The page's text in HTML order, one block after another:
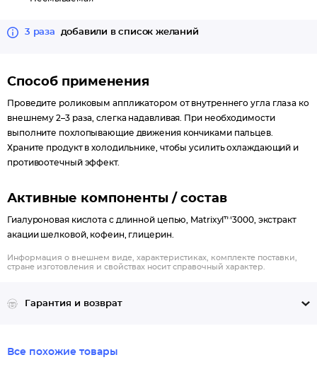
3 раза добавили в список желаний
Способ применения
Проведите роликовым аппликатором от внутреннего угла глаза ко
внешнему 2–3 раза, слегка надавливая. При необходимости
выполните похлопывающие движения кончиками пальцев.
Храните продукт в холодильнике, чтобы усилить охлаждающий и
противоотечный эффект.
Активные компоненты / состав
Гиалуроновая кислота с длинной цепью, Matrixyl™3000, экстракт
акации шелковой, кофеин, глицерин.
Информация о внешнем виде, характеристиках, комплекте поставки,
стране изготовления и свойствах носит справочный характер.
Гарантия и возврат
Все похожие товары